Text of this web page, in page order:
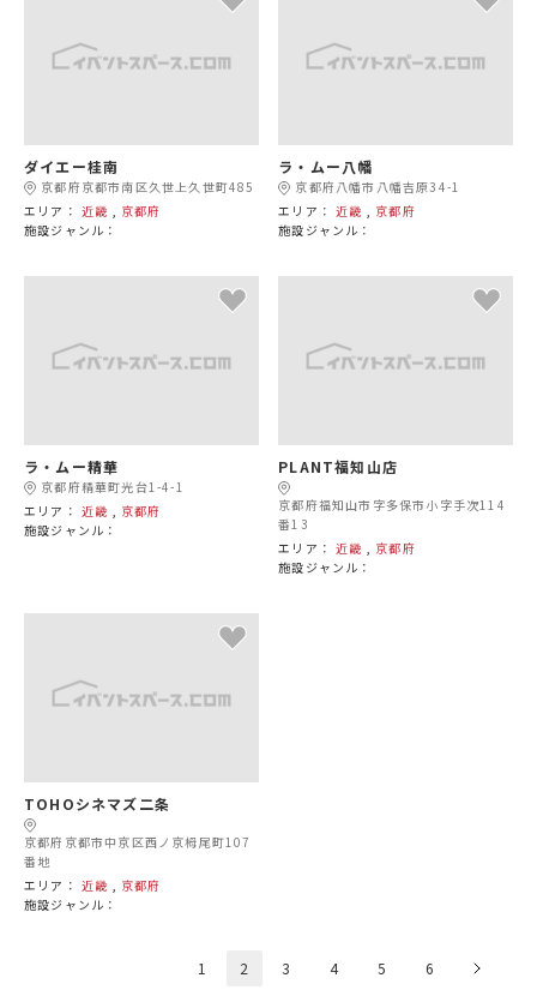
ダイエー桂南
京都府京都市南区久世上久世町485
エリア： 近畿
京都府
施設ジャンル：
ラ・ムー八幡
京都府八幡市八幡吉原34-1
エリア：近畿
京都府
施設ジャンル：
ラ・ムー精華
京都府精華町光台1-4-1
エリア： 近畿
京都府
施設ジャンル：
PLANT福知山店
京都府福知山市字多保市小字手次114
番13
エリア：近畿
京都府
施設ジャンル：
TOHOシネマズ二条
京都府京都市中京区西ノ京栂尾町107
番地
エリア： 近畿
京都府
施設ジャンル：
1 2 3 4 5 6